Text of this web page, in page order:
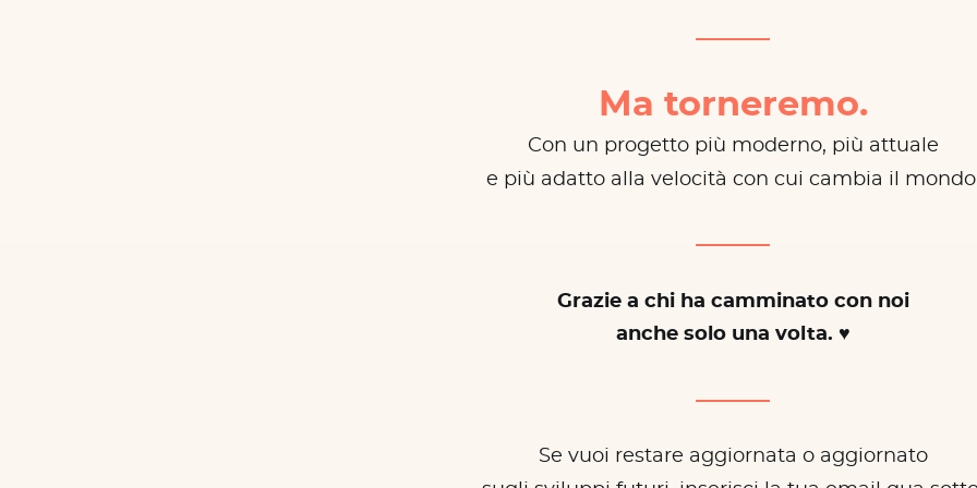
Ma torneremo.
Con un progetto più moderno, più attuale
e più adatto alla velocità con cui cambia il
Grazie a chi ha camminato con noi
anche solo una volta. ♥
Se vuoi restare aggiornata o aggiornato